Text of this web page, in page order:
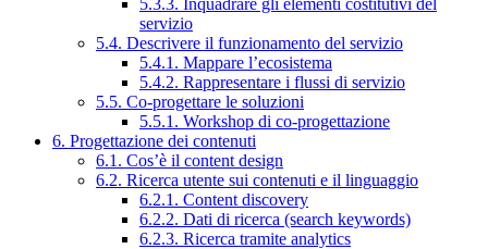
5.3.3. Inquadrare gli elementi costitutivi del
servizio
5.4. Descrivere il funzionamento del servizio
5.4.1. Mappare l’ecosistema
5.4.2. Rappresentare i flussi di servizio
5.5. Co-progettare le soluzioni
5.5.1. Workshop di co-progettazione
6. Progettazione dei contenuti
6.1. Cos’è il content design
6.2. Ricerca utente sui contenuti e il linguaggio
6.2.1. Content discovery
6.2.2. Dati di ricerca (search keywords)
6.2.3. Ricerca tramite analytics